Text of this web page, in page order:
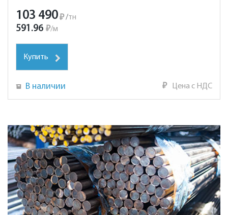
103 490₽ /тн
591.96 ₽/м
Купить
В наличии ₽ Цена с НДС